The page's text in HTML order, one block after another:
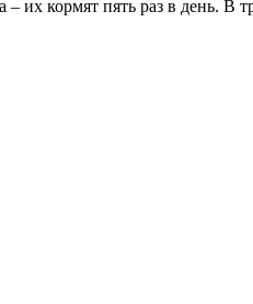
их кормят пять раз в день. В